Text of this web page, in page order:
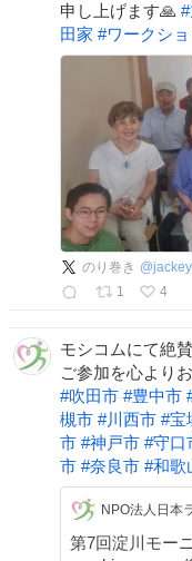
申し上げます🙏 #
田家 #ワークシ
のり巻き @
1
4
モシコムにて絶
ご参加を心より
#吹田市 #豊中市
槻市 #川西市 #宝
市 #神戸市 #守口
市 #奈良市 #和歌
第7回淀川モー